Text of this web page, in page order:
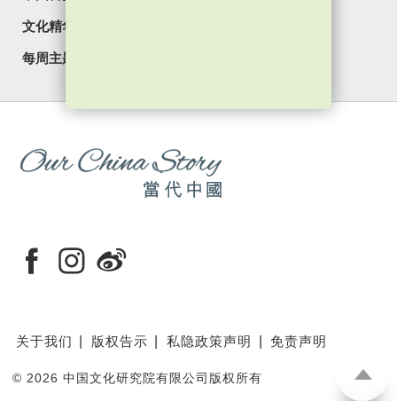
文化精华
每周主题
关于我们 版权告示 私隐政策声明 免责声明
© 2026 中国文化研究院有限公司版权所有